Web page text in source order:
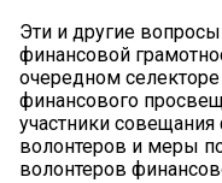
Эти и другие
финансовой
очередном
финансового
участники
волонтеров и меры
волонтеров